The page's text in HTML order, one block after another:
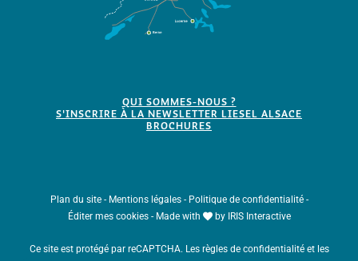
QUI SOMMES-NOUS ?
S'INSCRIRE À LA NEWSLETTER LIESEL ALSACE
BROCHURES
Plan du site - Mentions légales - Politique de confidentialité -
Éditer mes cookies - Made with by IRIS Interactive
Ce site est protégé par reCAPTCHA. Les règles de confidentialitéet les